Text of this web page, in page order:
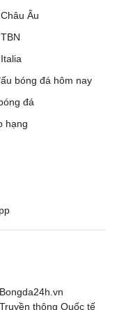
Âu
bóng đá hôm nay
đá
hạng
thông Quốc tế